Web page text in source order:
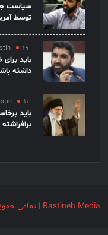
سیاست
توسط
۱۹ تیر ۱۴۰۵
باید
داشته
۱۱ تیر ۱۴۰۵
باید
Rastineh Media | تمامی حقوق این سامانه برای راستینه مدیا محفوظ است